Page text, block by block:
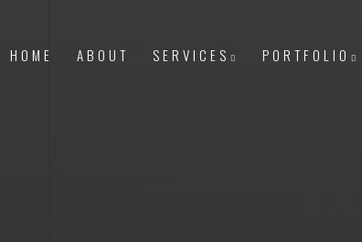
HOME ABOUT SERVICES PORTFOLIO